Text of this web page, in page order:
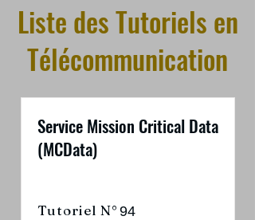
Liste des Tutoriels en
Télécommunication
Service Mission Critical Data
(MCData)
Tutoriel N° 94